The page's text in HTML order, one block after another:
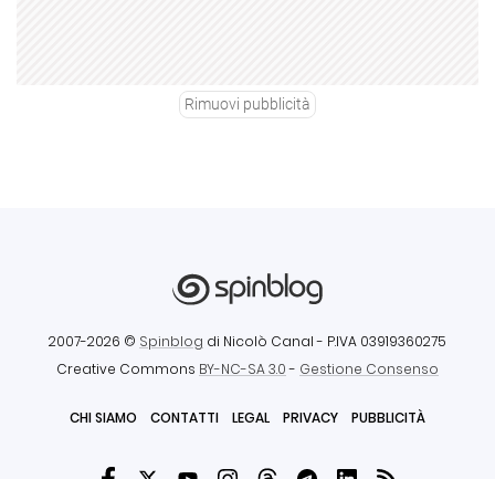
Rimuovi pubblicità
2007-2026 © Spinblog di Nicolò Canal - P.IVA 03919360275
Creative Commons BY-NC-SA 3.0- Gestione Consenso
CHI SIAMO CONTATTI LEGAL PRIVACY PUBBLICITÀ